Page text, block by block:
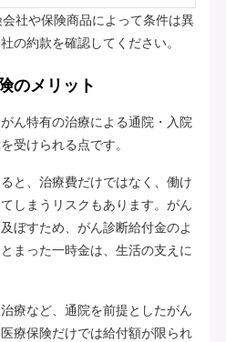
社や保険商品によって条件は異
の約款を確認してください。
のメリット
ん特有の治療による通院・入院
受けられる点です。
と、治療費だけではなく、働け
しまうリスクもあります。がん
ぼすため、がん診断給付金のよ
まった一時金は、生活の支えに
療など、通院を前提としたがん
療保険だけでは給付額が限られ